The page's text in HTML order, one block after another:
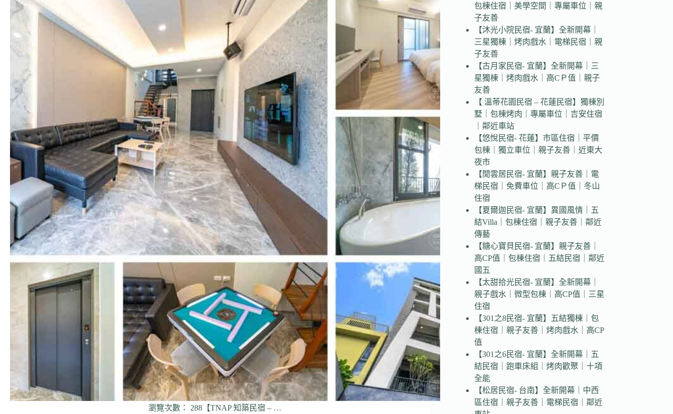
瀏覽次數： 288【TNAP 知築民宿 – …
包棟住宿｜美學空間｜專屬車位｜親
子友善
【沐光小院民宿- 宜蘭】全新開幕｜
三星獨棟｜烤肉戲水｜電梯民宿｜親
子友善
【古月家民宿- 宜蘭】全新開幕｜三
星獨棟｜烤肉戲水｜高CＰ值｜親子
友善
【 溫蒂花園民宿 – 花蓮民宿】獨棟別
墅｜包棟烤肉｜專屬車位｜吉安住宿
｜鄰近車站
【悠悅民宿- 花蓮】市區住宿｜平價
包棟｜獨立車位｜親子友善｜近東大
夜市
【閒雲居民宿- 宜蘭】親子友善｜電
梯民宿｜免費車位｜高CＰ值｜冬山
住宿
【夏爾迦民宿- 宜蘭】異國風情｜五
結Villa｜包棟住宿｜親子友善｜鄰近
傳藝
【糖心寶貝民宿- 宜蘭】親子友善｜
高CP值｜包棟住宿｜五結民宿｜鄰近
國五
【太甜拾光民宿- 宜蘭】全新開幕｜
親子戲水｜微型包棟｜高CP值｜三星
住宿
【301之8民宿- 宜蘭】五結獨棟｜包
棟住宿｜親子友善｜烤肉戲水｜高CP
值
【301之6民宿- 宜蘭】全新開幕｜五
結民宿｜跑車床組｜烤肉歡聚｜十項
全能
【松居民宿- 台南】全新開幕｜中西
區住宿｜親子友善｜電梯民宿｜鄰近